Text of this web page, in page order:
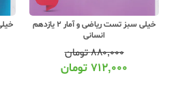
خیلی سبز تست ریاضی و آمار 2 یازدهم
انسانی
۸۸۰,۰۰۰تومان
۷۱۲,۰۰۰تومان